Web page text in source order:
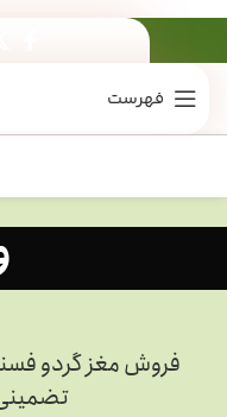
فهرست
فروش مغز گردو